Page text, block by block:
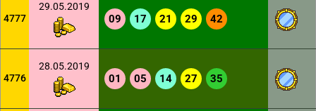
4777
29.05.2019
09 17 21 29 42
4776
28.05.2019
01 05 14 27 35